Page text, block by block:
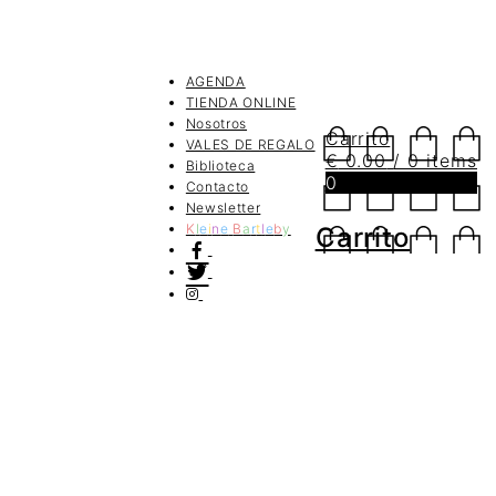
AGENDA
TIENDA ONLINE
Nosotros
VALES DE REGALO
Biblioteca
Contacto
Newsletter
K leine Ba rtleby
Carrito
€0.00 / 0 items
0
Carrito